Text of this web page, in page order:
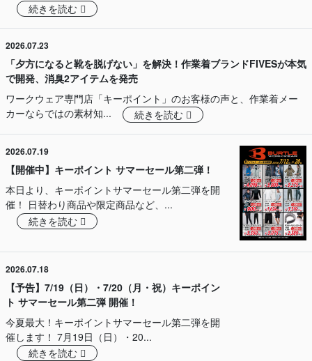
続きを読む
2026.07.23
「夕方になると靴を脱げない」を解決！作業着ブランドFIVESが本気
で開発、消臭2アイテムを発売
ワークウェア専門店「キーポイント」のお客様の声と、作業着メー
カーならではの素材知...
続きを読む
2026.07.19
【開催中】キーポイント サマーセール第二弾！
本日より、キーポイントサマーセール第二弾を開
催！ 日替わり商品や限定商品など、...
続きを読む
2026.07.18
【予告】7/19（日）・7/20（月・祝）キーポイン
ト サマーセール第二弾 開催！
今夏最大！キーポイントサマーセール第二弾を開
催します！ 7月19日（日）・20...
続きを読む